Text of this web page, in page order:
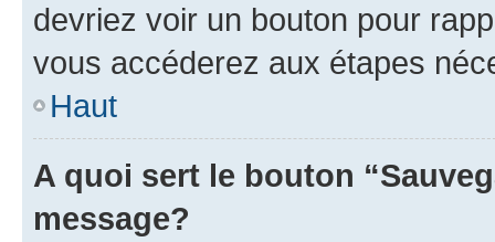
devriez voir un bouton pour
vous accéderez aux étapes
Haut
A quoi sert le bouton
message?